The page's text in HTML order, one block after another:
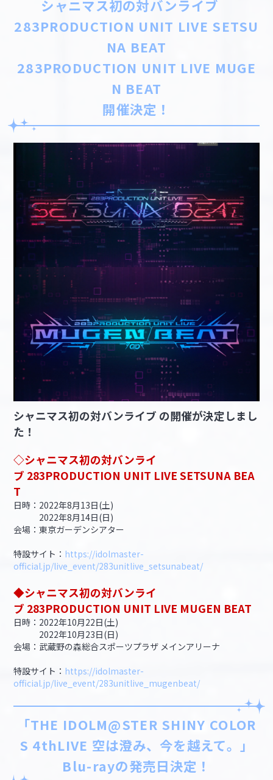
シャニマス初の対バンライブ
283PRODUCTION UNIT LIVE SETSU
NA BEAT
283PRODUCTION UNIT LIVE MUGE
N BEAT
開催決定！
シャニマス初の対バンライブ の開催が決定しまし
た！
◇シャニマス初の対バンライ
ブ 283PRODUCTION UNIT LIVE SETSUNA BEA
T
日時：2022年8月13日(土)
2022年8月14日(日)
会場：東京ガーデンシアター
特設サイト： https://idolmaster-
official.jp/live_event/283unitlive_setsunabeat/
◆シャニマス初の対バンライ
ブ 283PRODUCTION UNIT LIVE MUGEN BEAT
日時：2022年10月22日(土)
2022年10月23日(日)
会場：武蔵野の森総合スポーツプラザ メインアリーナ
特設サイト： https://idolmaster-
official.jp/live_event/283unitlive_mugenbeat/
「THE IDOLM@STER SHINY COLOR
S 4thLIVE 空は澄み、今を越えて。」
Blu-rayの発売日決定！